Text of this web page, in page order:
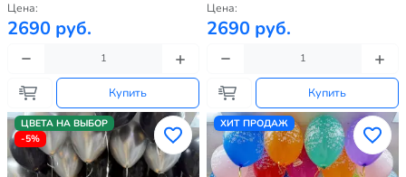
Цена:
2690 руб.
Купить
Цена:
2690 руб.
Купить
ЦВЕТА НА ВЫБОР
-5%
ХИТ ПРОДАЖ